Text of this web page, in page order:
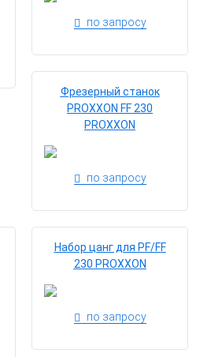
по запросу
Фрезерный станок
PROXXON FF 230
PROXXON
по запросу
Набор цанг для PF/FF
230 PROXXON
по запросу